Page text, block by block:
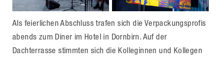
Als feierlichen Abschluss trafen sich die Verpackungsprofis
abends zum Diner im Hotel in Dornbirn. Auf der
Dachterrasse stimmten sich die Kolleginnen und Kollegen